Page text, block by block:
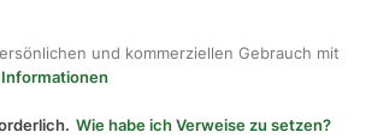
und kommerziellen Gebrauch mit
Wie habe ich Verweise zu setzen?